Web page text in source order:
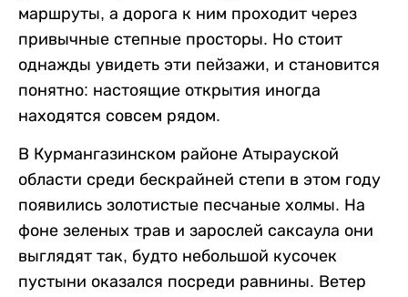
маршруты, а дорога к ним проходит через
привычные степные просторы. Но стоит
однажды увидеть эти пейзажи, и становится
понятно: настоящие открытия иногда
находятся совсем рядом.
В Курмангазинском районе Атырауской
области среди бескрайней степи в этом году
появились золотистые песчаные холмы. На
фоне зеленых трав и зарослей саксаула они
выглядят так, будто небольшой кусочек
пустыни оказался посреди равнины. Ветер